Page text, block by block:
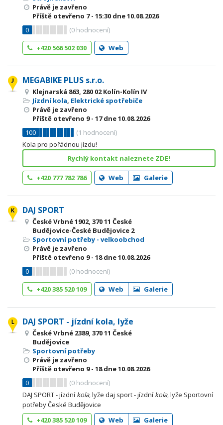
Právě je zavřeno
Příště otevřeno 7 - 15:30 dne 10.08.2026
0
(0 hodnocení)
+420 566 502 030
Web
MEGABIKE PLUS s.r.o.
Klejnarská 863, 280 02 Kolín-Kolín IV
Jízdní kola, Elektrické spotřebiče
Právě je zavřeno
Příště otevřeno 9 - 17dne 10.08.2026
100
(1 hodnocení)
Kola pro pořádnou jízdu!
Rychlý kontakt naleznete ZDE!
+420 777 782 786 Web Galerie
DAJ SPORT
České Vrbné 1902, 370 11 České
Budějovice-České Budějovice 2
Sportovní potřeby - velkoobchod
Právě je zavřeno
Příště otevřeno 9 - 18dne 10.08.2026
0
(0 hodnocení)
+420 385 520 109
Web Galerie
DAJ SPORT - jízdní kola, lyže
České Vrbné 2389, 370 11 České
Budějovice
Sportovní potřeby
Právě je zavřeno
Příště otevřeno 9 - 18dne 10.08.2026
0
(0 hodnocení)
DAJ SPORT - jízdní kola, lyže daj sport - jízdní kola, lyže Sportovní
potřeby České Budějovice
+420 385 520 109
Web Galerie